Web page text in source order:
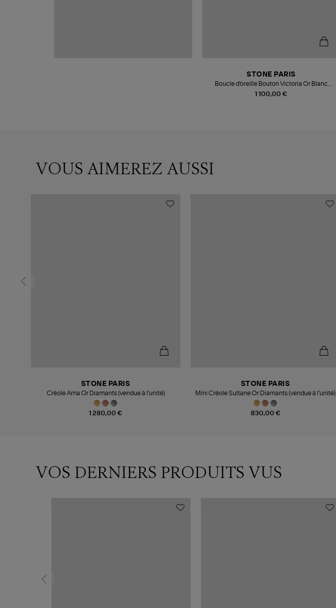
1 100,00 €
STONE PARIS
Boucle d'oreille Bouton Victoria Or Blanc
Diamants (vendue à l'unité)
VOUS AIMEREZ AUSSI
1 280,00 €
STONE PARIS
Créole Ama Or Diamants (vendue à l'unité)
830,00 €
STONE PARIS
Mini Créole Sultane Or Diamants (vendue à l'unité)
VOS DERNIERS PRODUITS VUS